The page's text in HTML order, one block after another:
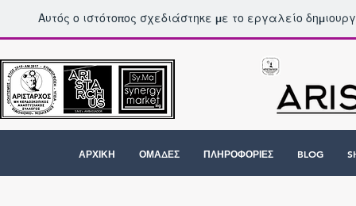
Αυτός ο ιστότοπος σχεδιάστηκε με το εργαλείο
ΑΡΧΙΚΗ ΟΜΑΔΕΣ ΠΛΗΡΟΦΟΡΙΕΣ BLOG